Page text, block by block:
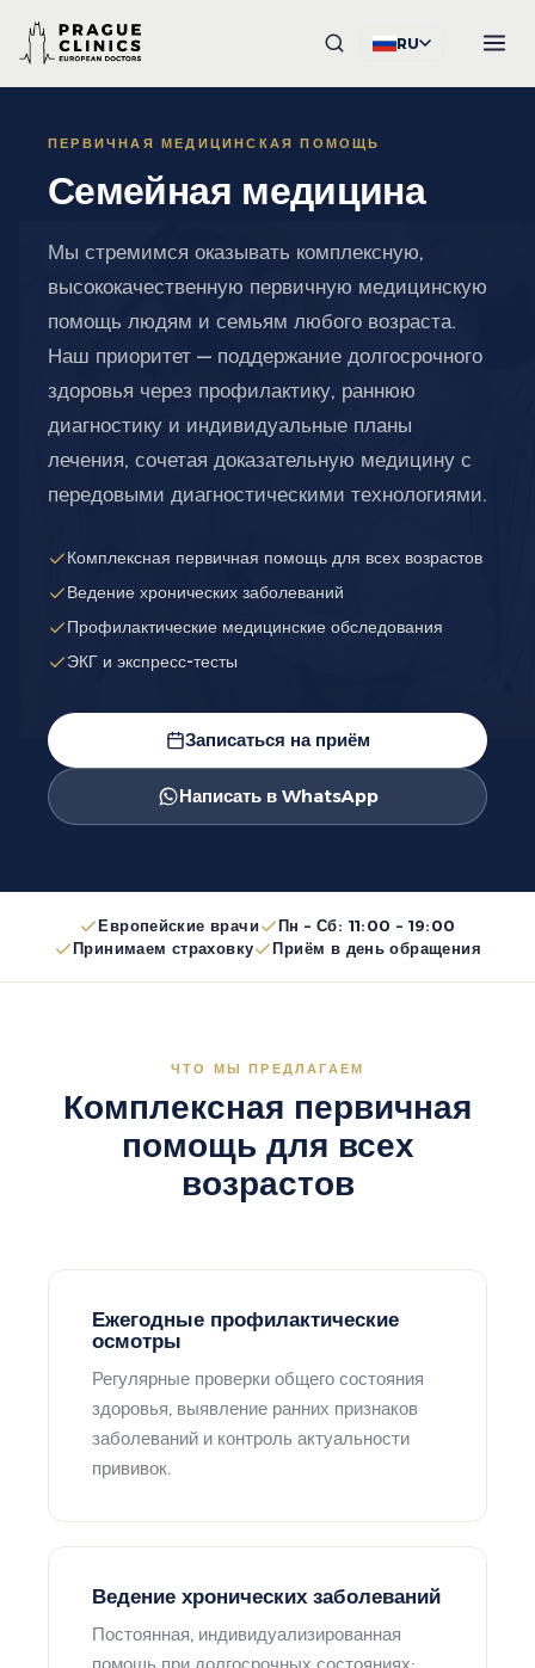
RU
ПЕРВИЧНАЯ МЕДИЦИНСКАЯ ПОМОЩЬ
Семейная медицина
Мы стремимся оказывать комплексную,
высококачественную первичную медицинскую
помощь людям и семьям любого возраста.
Наш приоритет — поддержание долгосрочного
здоровья через профилактику, раннюю
диагностику и индивидуальные планы
лечения, сочетая доказательную медицину с
передовыми диагностическими технологиями.
Комплексная первичная помощь для всех возрастов
Ведение хронических заболеваний
Профилактические медицинские обследования
ЭКГ и экспресс-тесты
Записаться на приём
Написать в WhatsApp
Европейские врачи
Пн – Сб: 11:00 – 19:00
Принимаем страховку
Приём в день обращения
ЧТО МЫ ПРЕДЛАГАЕМ
Комплексная первичная
помощь для всех
возрастов
Ежегодные профилактические
осмотры
Регулярные проверки общего состояния
здоровья, выявление ранних признаков
заболеваний и контроль актуальности
прививок.
Ведение хронических заболеваний
Постоянная, индивидуализированная